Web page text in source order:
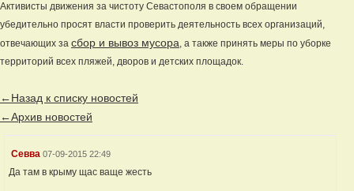
Активисты движения за чистоту Севастополя в своем обращении
убедительно просят власти проверить деятельность всех организаций,
отвечающих за сбор и вывоз мусора, а также принять меры по уборке
территорий всех пляжей, дворов и детских площадок.
←Назад к списку новостей
←Архив новостей
Севва 07-09-2015 22:49
Да там в крыму щас ваще жесть